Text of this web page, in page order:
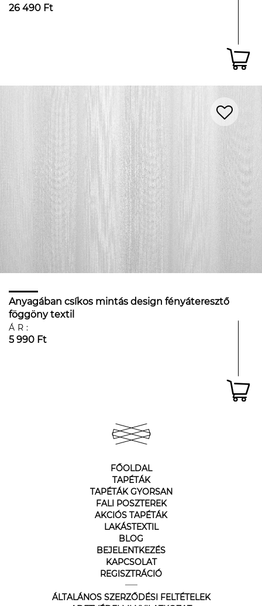
26 490 Ft
Anyagában csíkos mintás design fényáteresztő
föggöny textil
ÁR:
5 990 Ft
FŐOLDAL
TAPÉTÁK
TAPÉTÁK GYORSAN
FALI POSZTEREK
AKCIÓS TAPÉTÁK
LAKÁSTEXTIL
BLOG
BEJELENTKEZÉS
KAPCSOLAT
REGISZTRÁCIÓ
ÁLTALÁNOS SZERZŐDÉSI FELTÉTELEK